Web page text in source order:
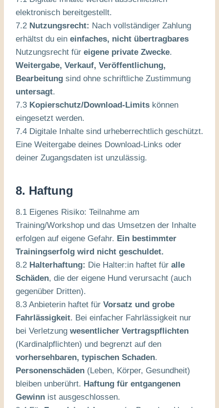
elektronisch bereitgestellt.
7.2 Nutzungsrecht: Nach vollständiger Zahlung
erhältst du ein einfaches, nicht übertragbares
Nutzungsrecht für eigene private Zwecke.
Weitergabe, Verkauf, Veröffentlichung,
Bearbeitung sind ohne schriftliche Zustimmung
untersagt.
7.3 Kopierschutz/Download-Limits können
eingesetzt werden.
7.4 Digitale Inhalte sind urheberrechtlich geschützt.
Eine Weitergabe deines Download-Links oder
deiner Zugangsdaten ist unzulässig.
8. Haftung
8.1 Eigenes Risiko: Teilnahme am
Training/Workshop und das Umsetzen der Inhalte
erfolgen auf eigene Gefahr. Ein bestimmter
Trainingserfolg wird nicht geschuldet.
8.2 Halterhaftung: Die Halter:in haftet für alle
Schäden, die der eigene Hund verursacht (auch
gegenüber Dritten).
8.3 Anbieterin haftet für Vorsatz und grobe
Fahrlässigkeit. Bei einfacher Fahrlässigkeit nur
bei Verletzung wesentlicher Vertragspflichten
(Kardinalpflichten) und begrenzt auf den
vorhersehbaren, typischen Schaden.
Personenschäden (Leben, Körper, Gesundheit)
bleiben unberührt. Haftung für entgangenen
Gewinn ist ausgeschlossen.